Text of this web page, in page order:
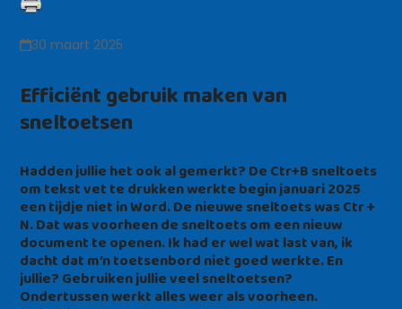
30 maart 2025
Efficiënt gebruik maken van
sneltoetsen
Hadden jullie het ook al gemerkt? De Ctr+B sneltoets
om tekst vet te drukken werkte begin januari 2025
een tijdje niet in Word. De nieuwe sneltoets was Ctr +
N. Dat was voorheen de sneltoets om een nieuw
document te openen. Ik had er wel wat last van, ik
dacht dat m’n toetsenbord niet goed werkte. En
jullie? Gebruiken jullie veelsneltoetsen?
Ondertussen werkt alles weer als voorheen.